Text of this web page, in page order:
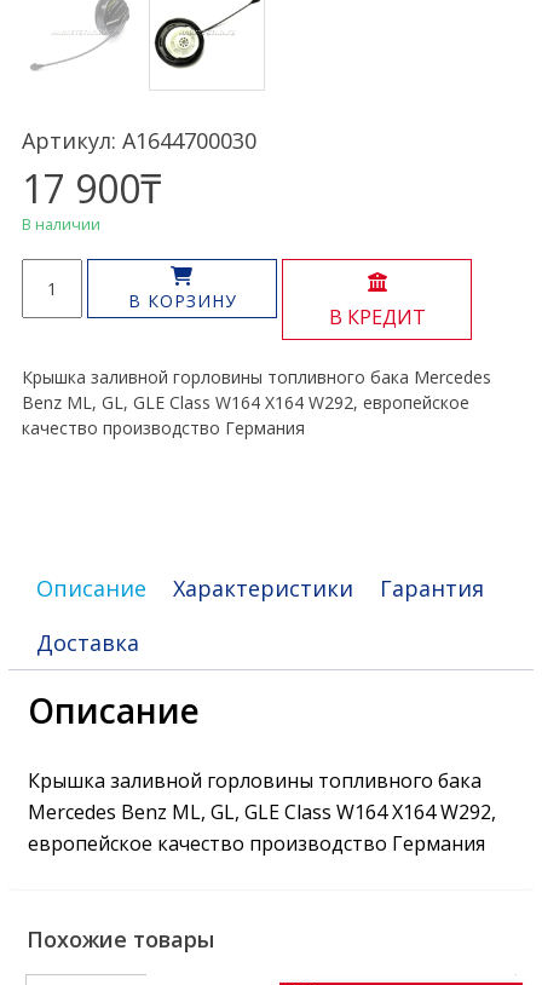
Артикул: A1644700030
17 900₸
В наличии
товара
Крышка
бака
ML,
GL,
В КОРЗИНУ
В КРЕДИТ
Крышка заливной горловины топливного бака Mercedes
Benz ML, GL, GLE Class W164 X164 W292, европейское
качество производство Германия
Описание Характеристики
Гарантия
Доставка
Описание
Крышка заливной горловины топливного бака
Mercedes Benz ML, GL, GLE Class W164 X164 W292,
европейское качество производство Германия
Похожие товары